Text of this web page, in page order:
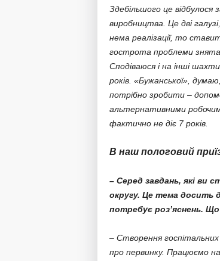
Здебільшого це
виробництва. Це дві
нема реалізації, то
гострота проблеми
Сподіваюся і на інші
років. «Бужанської»,
потрібно зробити –
альтернативними
фактично не діє 7 років.
В наш пологовий
– Серед завдань, які ви
округу. Це тема досить
потребує роз’яснень.
– Створення
про первинку. Працюємо